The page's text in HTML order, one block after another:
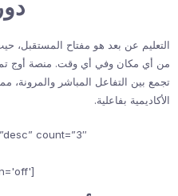
التعليم عن بعد هو مفتاح المستقبل،
من أي مكان وفي أي وقت. منصة أوج
تجمع بين التفاعل المباشر والمرونة،
الأكاديمية بفاعلية.
count=”3″